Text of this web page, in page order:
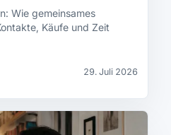
Wie gemeinsames
Käufe und Zeit
29. Juli 2026